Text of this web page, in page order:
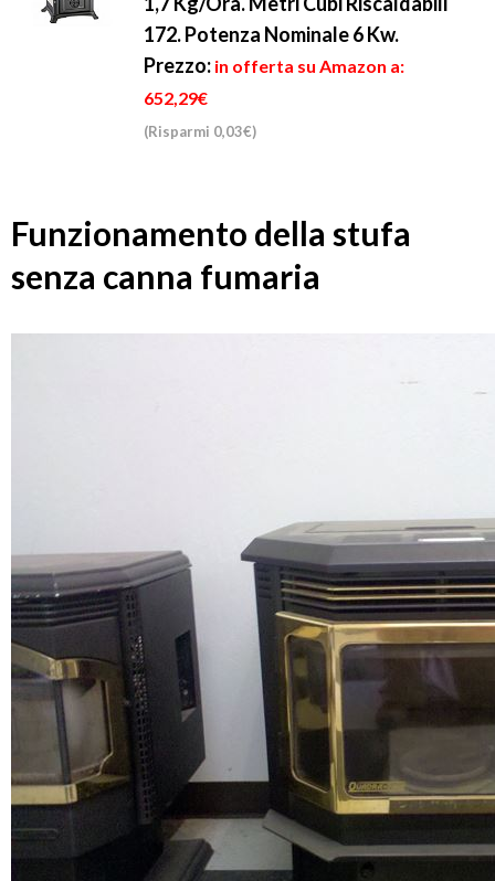
172. Potenza Nominale 6 Kw.
Prezzo: in offerta su Amazon a:
652,29€
(Risparmi 0,03€)
Funzionamento della stufa
senza canna fumaria